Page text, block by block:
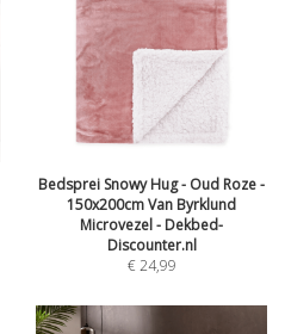
Bedsprei Snowy Hug - Oud Roze -
150x200cm Van Byrklund
Microvezel - Dekbed-
Discounter.nl
€24,99